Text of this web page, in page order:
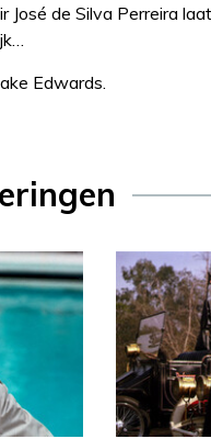
José de Silva Perreira
Edwards.